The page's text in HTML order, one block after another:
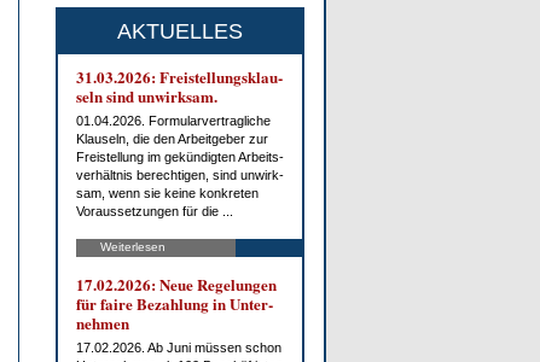
AKTUELLES
31.03.2026: Frei­stel­lungs­klau­
seln sind un­wirk­sam.
01.04.2026. For­mu­lar­ver­trag­li­che
Klau­seln, die den Ar­beit­ge­ber zur
Frei­stel­lung im ge­kün­dig­ten Ar­beits­
ver­hält­nis be­rech­ti­gen, sind un­wirk­
sam, wenn sie kei­ne kon­kre­ten
Vor­aus­set­zun­gen für die ...
Weiterlesen
17.02.2026: Neue Re­ge­lun­gen
für fai­re Be­zah­lung in Un­ter­
neh­men
17.02.2026. Ab Ju­ni müs­sen schon